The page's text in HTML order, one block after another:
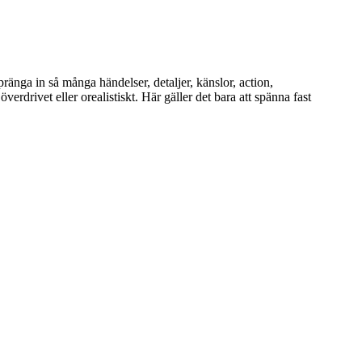
in så många händelser, detaljer, känslor, action,
eller orealistiskt. Här gäller det bara att spänna fast